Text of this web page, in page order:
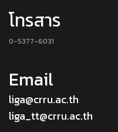
โทรสาร
0-5377-6031
Email
liga@crru.ac.th
liga_tt@crru.ac.th